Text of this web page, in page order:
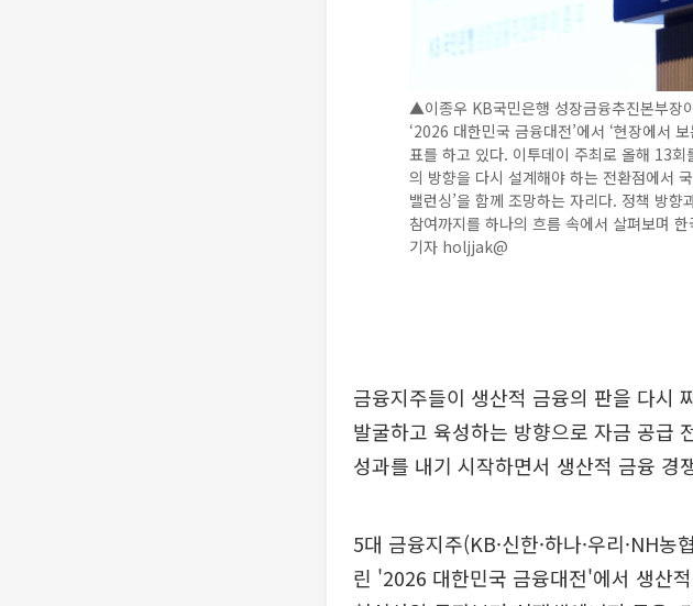
▲이종우 KB국민은행 성장금융추진본부장
‘2026 대한민국 금융대전’에서 ‘현장에서
표를 하고 있다. 이투데이 주최로 올해 13
의 방향을 다시 설계해야 하는 전환점에서
밸런싱’을 함께 조망하는 자리다. 정책 방
참여까지를 하나의 흐름 속에서 살펴보며
기자 holjjak@
금융지주들이 생산적 금융의 판을 다시
발굴하고 육성하는 방향으로 자금 공급
성과를 내기 시작하면서 생산적 금융 경
5대 금융지주(KB·신한·하나·우리·NH
린 '2026 대한민국 금융대전'에서 생산